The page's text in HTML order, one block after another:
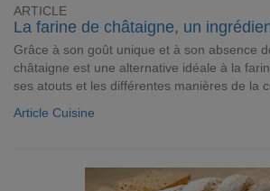
ARTICLE
La farine de châtaigne, un
Grâce à son goût unique et à son absence
châtaigne est une alternative idéale à la
ses atouts et les différentes manières de la
Article Cuisine